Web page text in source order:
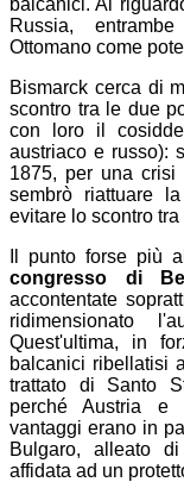
Russia,
Ottomano come
Bismarck cerca di
scontro tra le due
con loro il
austriaco e russo):
1875, per una crisi
sembrò riattuare
evitare lo scontro
Il punto forse più
congresso di
accontentate
ridimensionato
Quest'ultima, in
balcanici ribellatisi
trattato di Santo
perché Austria e
vantaggi erano in
Bulgaro, alleato
affidata ad un